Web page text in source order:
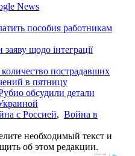
News
пособия работникам
щодо інтеграції
пострадавших
в пятницу
обсудили детали
с Россией, Война в
необходимый текст и
об этом редакции.